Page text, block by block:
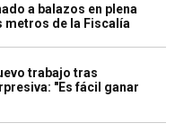
a balazos en plena
metros de la Fiscalía
trabajo tras
"Es fácil ganar